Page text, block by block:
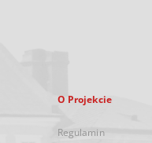
O Projekcie
Regulamin